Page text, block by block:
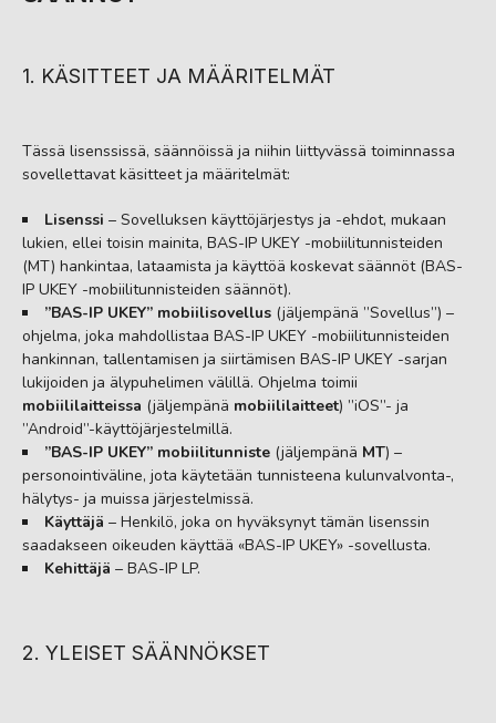
1. KÄSITTEET JA MÄÄRITELMÄT
Tässä lisenssissä, säännöissä ja niihin liittyvässä toiminnassa
sovellettavat käsitteet ja määritelmät:
Lisenssi – Sovelluksen käyttöjärjestys ja -ehdot, mukaan
lukien, ellei toisin mainita, BAS-IP UKEY -mobiilitunnisteiden
(MT) hankintaa, lataamista ja käyttöä koskevat säännöt (BAS-
IP UKEY -mobiilitunnisteiden säännöt).
”BAS-IP UKEY” mobiilisovellus (jäljempänä ”Sovellus”) –
ohjelma, joka mahdollistaa BAS-IP UKEY -mobiilitunnisteiden
hankinnan, tallentamisen ja siirtämisen BAS-IP UKEY -sarjan
lukijoiden ja älypuhelimen välillä. Ohjelma toimii
mobiililaitteissa (jäljempänä mobiililaitteet) ”iOS”- ja
”Android”-käyttöjärjestelmillä.
”BAS-IP UKEY” mobiilitunniste (jäljempänä MT) –
personointiväline, jota käytetään tunnisteena kulunvalvonta-,
hälytys- ja muissa järjestelmissä.
Käyttäjä – Henkilö, joka on hyväksynyt tämän lisenssin
saadakseen oikeuden käyttää «BAS-IP UKEY» -sovellusta.
Kehittäjä – BAS-IP LP.
2. YLEISET SÄÄNNÖKSET